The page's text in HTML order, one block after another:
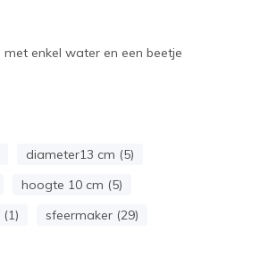
enkel water en een beetje
diameter13 cm (5)
hoogte 10 cm (5)
sfeermaker (29)